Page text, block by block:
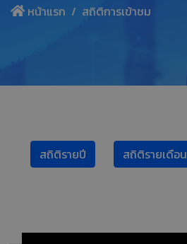
หน้าแรก สถิติการเข้าชม
สถิติรายปี สถิติรายเดือน